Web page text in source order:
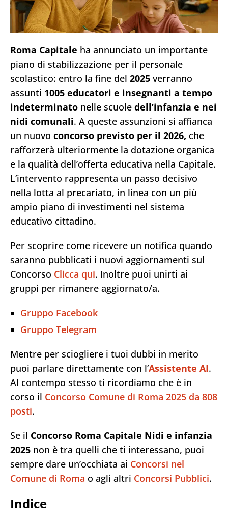
Roma Capitale ha annunciato un importante
piano di stabilizzazione per il personale
scolastico: entro la fine del 2025 verranno
assunti 1005 educatori e insegnanti a tempo
indeterminato nelle scuole dell’infanzia e nei
nidi comunali. A queste assunzioni si affianca
un nuovo concorso previsto per il 2026, che
rafforzerà ulteriormente la dotazione organica
e la qualità dell’offerta educativa nella Capitale.
L’intervento rappresenta un passo decisivo
nella lotta al precariato, in linea con un più
ampio piano di investimenti nel sistema
educativo cittadino.
Per scoprire come ricevere un notifica quando
saranno pubblicati i nuovi aggiornamenti sul
Concorso Clicca qui. Inoltre puoi unirti ai
gruppi per rimanere aggiornato/a.
Gruppo Facebook
Gruppo Telegram
Mentre per sciogliere i tuoi dubbi in merito
puoi parlare direttamente con l’Assistente AI.
Al contempo stesso ti ricordiamo che è in
corso il Concorso Comune di Roma 2025 da 808
posti.
Se il Concorso Roma Capitale Nidi e infanzia
2025 non è tra quelli che ti interessano, puoi
sempre dare un’occhiata ai Concorsi nel
Comune di Roma o agli altri Concorsi Pubblici.
Indice